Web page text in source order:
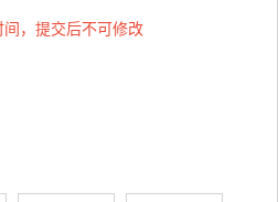
，提交后不可修改